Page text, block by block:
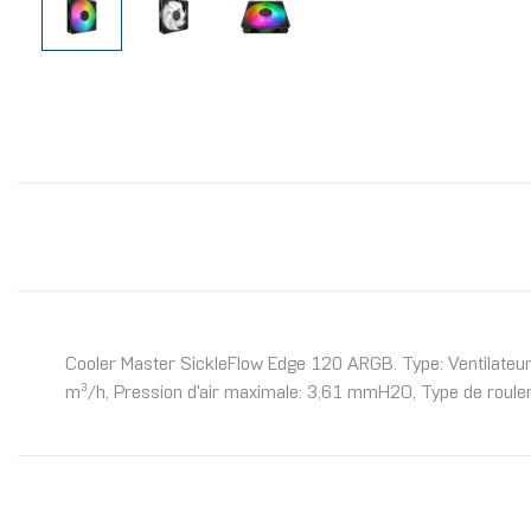
Cooler Master SickleFlow Edge 120 ARGB. Type:
m³/h, Pression d'air maximale: 3,61 mmH2O, Type de